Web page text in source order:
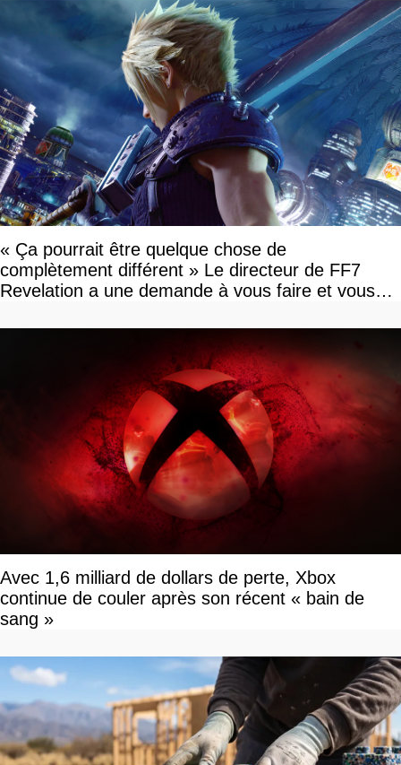
« Ça pourrait être quelque chose de
complètement différent » Le directeur de FF7
Revelation a une demande à vous faire et vous
Avec 1,6 milliard de dollars de perte, Xbox
continue de couler après son récent « bain de
sang »